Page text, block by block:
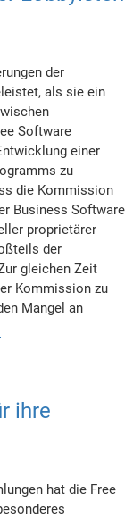
der
als sie ein
Software
einer
zu
die Kommission
Business Software
proprietärer
der
gleichen Zeit
Kommission zu
Mangel an
ihre
hat die Free